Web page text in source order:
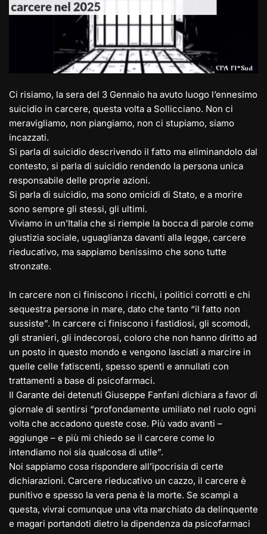
Ci risiamo, la sera del 3 Gennaio ha avuto luogo l’ennesimo
suicidio in carcere, questa volta a Sollicciano. Non ci
meravigliamo, non piangiamo, non ci stupiamo, siamo
incazzati.
Si parla di suicidio descrivendo il fatto ma eliminandolo dal
contesto, si parla di suicidio rendendo la persona unica
responsabile delle proprie azioni.
Si parla di suicidio, ma sono omicidi di Stato, e a morire
sono sempre gli stessi, gli ultimi.
Viviamo in un’Italia che si riempie la bocca di parole come
giustizia sociale, uguaglianza davanti alla legge, carcere
rieducativo, ma sappiamo benissimo che sono tutte
stronzate.
In carcere non ci finiscono i ricchi, i politici corrotti e chi
sequestra persone in mare, dato che tanto “il fatto non
sussiste”. In carcere ci finiscono i fastidiosi, gli scomodi,
gli stranieri, gli indecorosi, coloro che non hanno diritto ad
un posto in questo mondo e vengono lasciati a marcire in
quelle celle fatiscenti, spesso spenti e annullati con
trattamenti a base di psicofarmaci.
Il Garante dei detenuti Giuseppe Fanfani dichiara a favor di
giornale di sentirsi “profondamente umiliato nel ruolo ogni
volta che accadono queste cose. Più vado avanti –
aggiunge – e più mi chiedo se il carcere come lo
intendiamo noi sia qualcosa di utile”.
Noi sappiamo cosa rispondere all’ipocrisia di certe
dichiarazioni. Carcere rieducativo un cazzo, il carcere è
punitivo e spesso la vera pena è la morte. Se scampi a
questa, vivrai comunque una vita marchiato da delinquente
e magari portandoti dietro la dipendenza da psicofarmaci